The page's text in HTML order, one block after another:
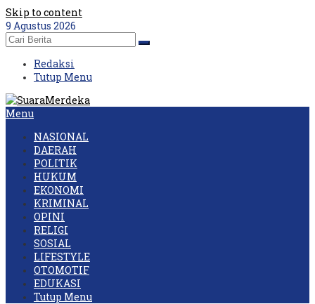
Skip to content
9 Agustus 2026
Redaksi
Tutup Menu
Menu
NASIONAL
DAERAH
POLITIK
HUKUM
EKONOMI
KRIMINAL
OPINI
RELIGI
SOSIAL
LIFESTYLE
OTOMOTIF
EDUKASI
Tutup Menu